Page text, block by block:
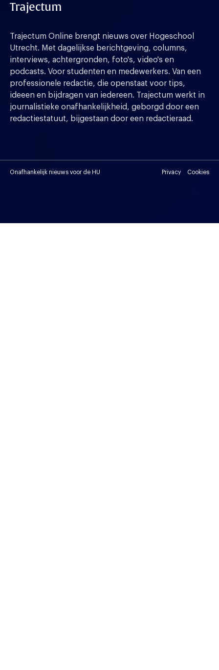
Trajectum
Trajectum Online brengt nieuws over Hogeschool
Utrecht. Met dagelijkse berichtgeving, columns,
interviews, achtergronden, foto's, video's en
podcasts. Voor studenten en medewerkers. Van een
professionele redactie, die openstaat voor tips,
ideeen en bijdragen van iedereen. Trajectum werkt in
journalistieke onafhankelijkheid, geborgd door een
redactiestatuut, bijgestaan door een redactieraad.
Onafhankelijk nieuws voor de HU Privacy Cookies